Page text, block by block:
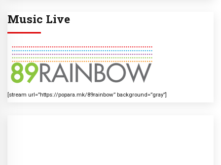
Music Live
[stream url=”https://popara.mk/89rainbow” background=”gray”]